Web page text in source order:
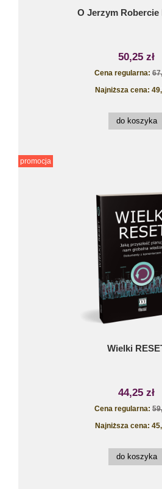
O Jerzym Robercie
50,25 zł
Cena regularna:
Najniższa cena:
do koszyka
Wielki
44,25 zł
Cena regularna:
Najniższa cena:
do koszyka
promocja